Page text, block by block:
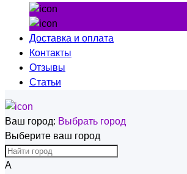
Доставка и оплата
Контакты
Отзывы
Статьи
Ваш город: Выбрать город
Выберите ваш город
А